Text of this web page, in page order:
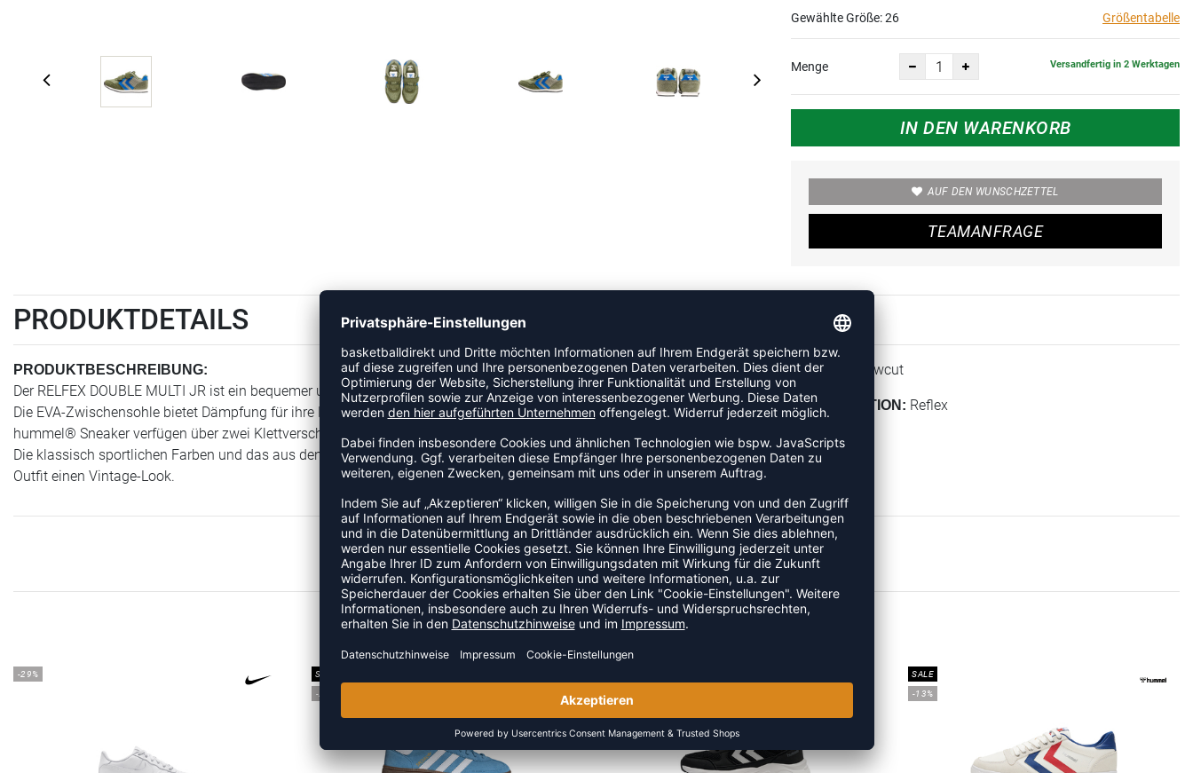
Gewählte Größe:26 Größentabelle
Menge Versandfertig in 2 Werktagen
IN DEN WARENKORB
AUF DEN WUNSCHZETTEL
TEAMANFRAGE
PRODUKTDETAILS
PRODUKTBESCHREIBUNG:
Der RELFEX DOUBLE MULTI JR ist ein bequemer und praktische Sneaker, der super bei kleinen Entdecker*innen ankommt.
Die EVA-Zwischensohle bietet Dämpfung für ihre Füße, während die TPR-Laufsohle für hervorragenden Halt sorgt. Diese
hummel® Sneaker verfügen über zwei Klettverschlüsse, sodass die Kleinen die Schuhe ganz leicht selbst anziehen können.
Die klassisch sportlichen Farben und das aus den Archiven der Laufschuhgeschichte inspirierte Design verleihen jedem
Outfit einen Vintage-Look.
HÖHE: Lowcut
KOLLEKTION: Reflex
ZULETZT ANGESEHEN
MEHR AUS DER KATEGORIE SNEAKER
-29%
SALE
-25%
SALE
-13%